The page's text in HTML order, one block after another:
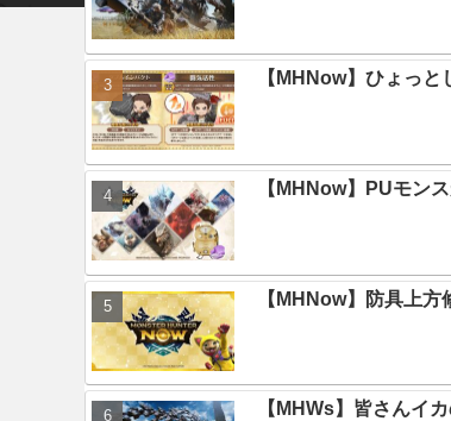
【MHNow】ひょっと
【MHNow】PUモン
【MHNow】防具上
【MHWs】皆さんイ